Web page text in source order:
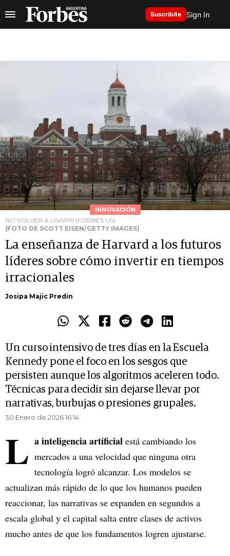
Suscribite Sign In
INNOVACIÓN
NO VOLVER A USAR!!!! (FORBES US)
(FOTO DE SCOTT EISEN/GETTY IMAGES)
La enseñanza de Harvard a los futuros
líderes sobre cómo invertir en tiempos
irracionales
Josipa Majic Predin
Un curso intensivo de tres días en la Escuela
Kennedy pone el foco en los sesgos que
persisten aunque los algoritmos aceleren todo.
Técnicas para decidir sin dejarse llevar por
narrativas, burbujas o presiones grupales.
30 Enero de 2026 16.14
L a inteligencia artificial está cambiando los
mercados a una velocidad que ninguna otra
tecnología logró alcanzar. Los modelos se
actualizan más rápido de lo que los humanos pueden
reaccionar, las narrativas se expanden en segundos a
escala global y el capital salta entre clases de activos
mucho antes de que los fundamentos logren ajustarse.